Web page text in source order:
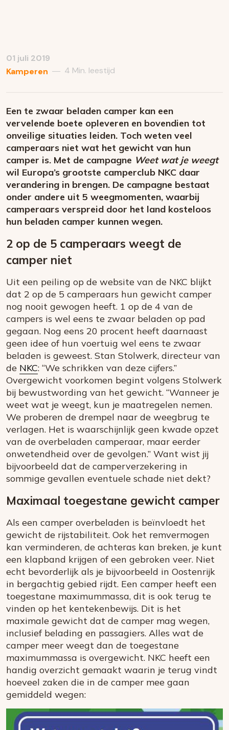
01 juli 2019
Kamperen — 4 Min. leestijd
Een te zwaar beladen camper kan een
vervelende boete opleveren en bovendien tot
onveilige situaties leiden. Toch weten veel
camperaars niet wat het gewicht van hun
camper is. Met de campagne Weet wat je weegt
wil Europa’s grootste camperclub NKC daar
verandering in brengen. De campagne bestaat
onder andere uit 5 weegmomenten, waarbij
camperaars verspreid door het land kosteloos
hun beladen camper kunnen wegen.
2 op de 5 camperaars weegt de
camper niet
Uit een peiling op de website van de NKC blijkt
dat 2 op de 5 camperaars hun gewicht camper
nog nooit gewogen heeft. 1 op de 4 van de
campers is wel eens te zwaar beladen op pad
gegaan. Nog eens 20 procent heeft daarnaast
geen idee of hun voertuig wel eens te zwaar
beladen is geweest. Stan Stolwerk, directeur van
de NKC: “We schrikken van deze cijfers.”
Overgewicht voorkomen begint volgens Stolwerk
bij bewustwording van het gewicht. “Wanneer je
weet wat je weegt, kun je maatregelen nemen.
We proberen de drempel naar de weegbrug te
verlagen. Het is waarschijnlijk geen kwade opzet
van de overbeladen camperaar, maar eerder
onwetendheid over de gevolgen.” Want wist jij
bijvoorbeeld dat de camperverzekering in
sommige gevallen eventuele schade niet dekt?
Maximaal toegestane gewicht camper
Als een camper overbeladen is beïnvloedt het
gewicht de rijstabiliteit. Ook het remvermogen
kan verminderen, de achteras kan breken, je kunt
een klapband krijgen of een gebroken veer. Niet
echt bevorderlijk als je bijvoorbeeld in Oostenrijk
in bergachtig gebied rijdt. Een camper heeft een
toegestane maximummassa, dit is ook terug te
vinden op het kentekenbewijs. Dit is het
maximale gewicht dat de camper mag wegen,
inclusief belading en passagiers. Alles wat de
camper meer weegt dan de toegestane
maximummassa is overgewicht. NKC heeft een
handig overzicht gemaakt waarin je terug vindt
hoeveel zaken die in de camper mee gaan
gemiddeld wegen: